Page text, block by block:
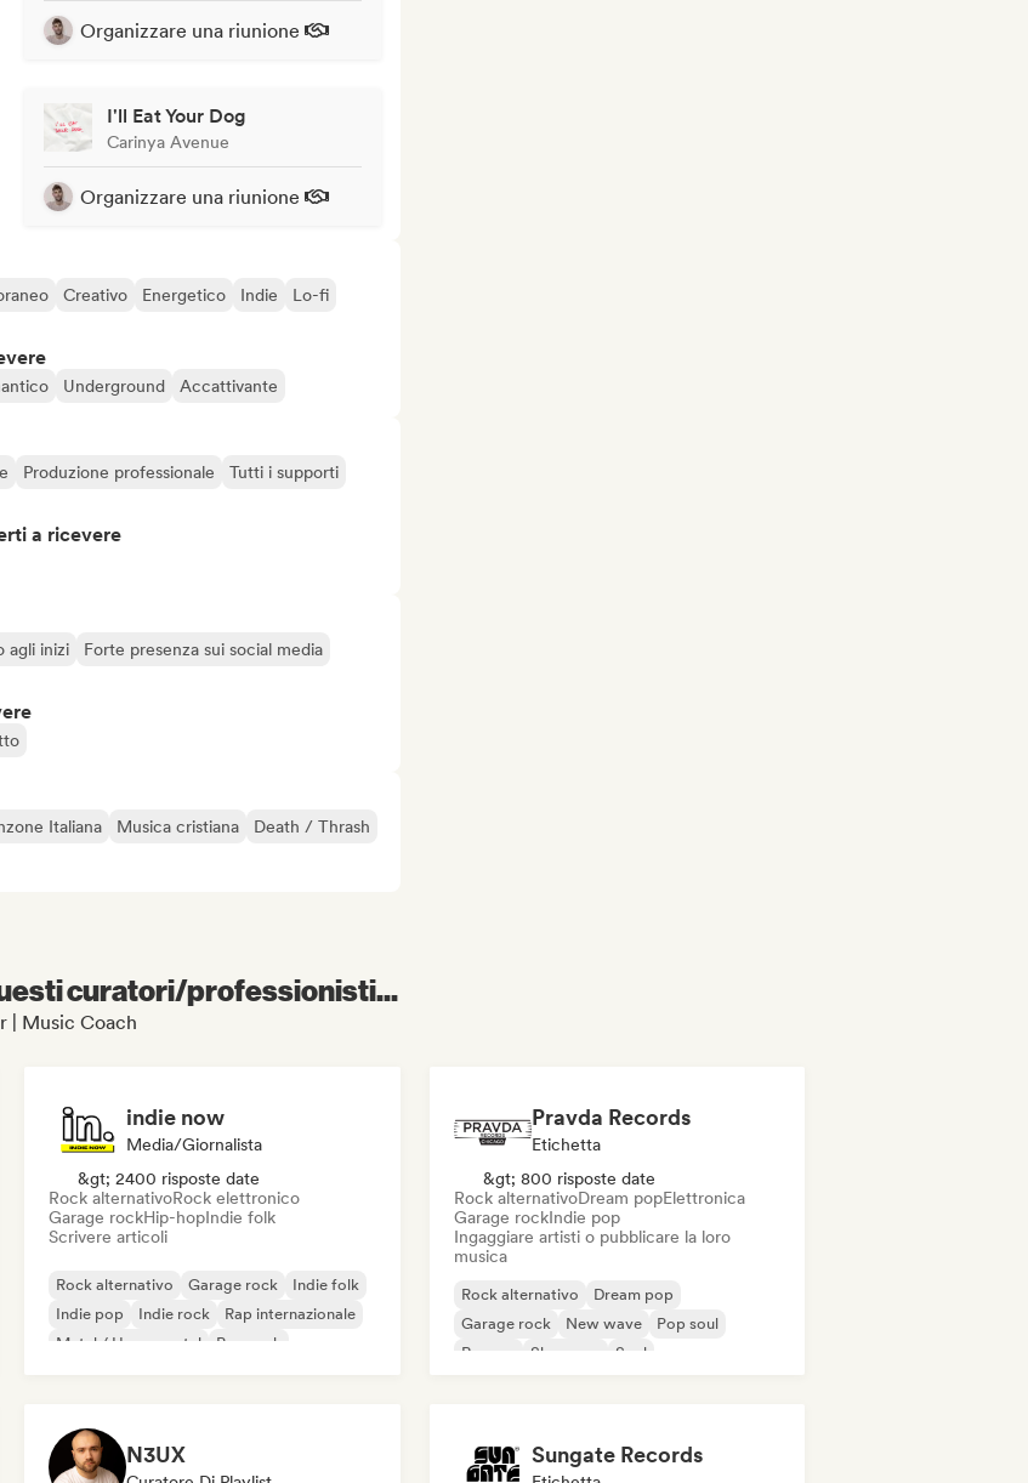
Organizzare una riunione
I'll Eat Your Dog
Carinya Avenue
Organizzare una riunione
Creativo Energetico Indie
Lo-fi
Underground Accattivante
Produzione professionale
Tutti i supporti
a ricevere
agli inizi
Forte presenza sui social media
Italiana Musica cristiana
Death / Thrash
curatori/professionisti...
| Music Coach
indie now
Media/Giornalista
&gt; 2400 risposte date
Rock alternativoRock elettronico
Garage rockHip-hopIndie folk
Scrivere articoli
Rock alternativo Garage rock
Indie folk
Indie pop
Indie rock
Rap internazionale
Metal / Heavy metal
Pop rock
Pravda Records
Etichetta
&gt; 800 risposte date
Rock alternativoDream popElettronica
Garage rockIndie pop
Ingaggiare artisti o pubblicare la loro
musica
Rock alternativo
Dream pop
Garage rock
New wave
Pop soul
Reggae
Shoegaze Soul
N3UX Sungate Records